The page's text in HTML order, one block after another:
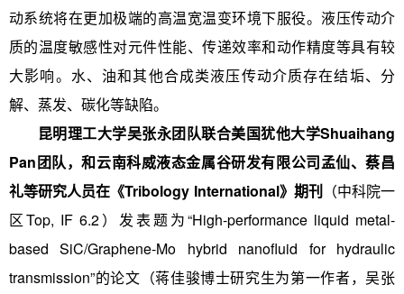
动系统将在更加极端的高温宽温变环境下服役。液压传动介
质的温度敏感性对元件性能、传递效率和动作精度等具有较
大影响。水、油和其他合成类液压传动介质存在结垢、分
解、蒸发、碳化等缺陷。
昆明理工大学吴张永团队联合美国犹他大学Shuaihang
Pan团队，和云南科威液态金属谷研发有限公司孟仙、蔡昌
礼等研究人员在《Tribology International》期刊（中科院一
区Top, IF 6.2）发表题为“High-performance liquid metal-
based SiC/Graphene-Mo hybrid nanofluid for hydraulic
transmission”的论文（蒋佳骏博士研究生为第一作者，吴张